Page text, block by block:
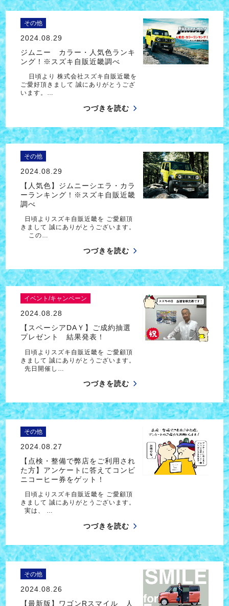
その他
2024.08.29
ジムニー カラー・人気色ランキ
ング！※スズキ自販近畿調べ
日頃より 株式会社スズキ自販近畿を
ご愛好頂きまして 誠にありがとうござ
います。…
つづきを読む
その他
2024.08.29
【人気色】ジムニーシエラ・カラ
ーランキング！※スズキ自販近畿
調べ
日頃よりスズキ自販近畿を ご愛顧頂
きまして 誠にありがとうございます。
この…
つづきを読む
イベント/キャンペーン
2024.08.28
【スペーシアDAＹ】ご成約抽選
プレゼント 結果発表！
日頃よりスズキ自販近畿を ご愛顧頂
きまして 誠にありがとうございます。
先日開催し…
つづきを読む
その他
2024.08.27
【点検・整備で弊店をご利用され
た方】アンケートに答えてコンビ
ニコーヒー券をゲット！
日頃よりスズキ自販近畿を ご愛顧頂
きまして 誠にありがとうございます。
実は、 …
つづきを読む
その他
2024.08.26
【最新版】ワゴンRスマイル 人